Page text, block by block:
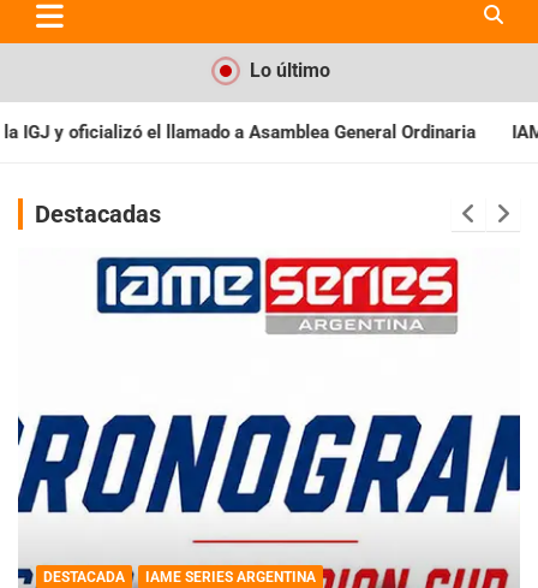
Lo último
General Ordinaria IAME SERIES ARGENTINA:
Destacadas
DESTACADA IAME SERIES ARGENTINA